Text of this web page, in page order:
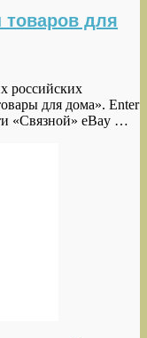
товаров для
российских
для дома». Enter
«Связной» eBay …